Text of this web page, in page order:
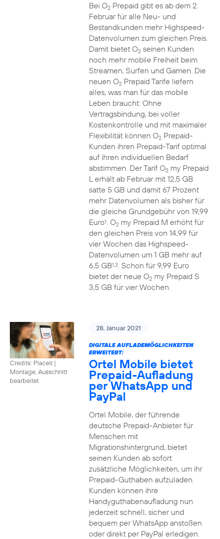
Bei O2Prepaid gibt es ab dem 2.
Februar für alle Neu- und
Bestandkunden mehr Highspeed-
Datenvolumen zum gleichen Preis.
Damit bietet O2seinen Kunden
noch mehr mobile Freiheit beim
Streamen, Surfen und Gamen. Die
neuen O2Prepaid Tarife liefern
alles, was man für das mobile
Leben braucht: Ohne
Vertragsbindung, bei voller
Kostenkontrolle und mit maximaler
Flexibilität können O2Prepaid-
Kunden ihren Prepaid-Tarif optimal
auf ihren individuellen Bedarf
abstimmen. Der Tarif O2my Prepaid
L erhält ab Februar mit 12,5 GB
satte 5 GB und damit 67 Prozent
mehr Datenvolumen als bisher für
die gleiche Grundgebühr von 19,99
Euro1. O2my Prepaid M erhöht für
den gleichen Preis von 14,99 für
vier Wochen das Highspeed-
Datenvolumen um 1 GB mehr auf
6,5 GB1,3. Schon für 9,99 Euro
bietet der neue O2my Prepaid S
3,5 GB für vier Wochen.
Credits: Placeit |
Montage, Ausschnitt
bearbeitet
28. Januar 2021
DIGITALE AUFLADEMÖGLICHKEITEN
ERWEITERT:
Ortel Mobile bietet
Prepaid-Aufladung
per WhatsApp und
PayPal
Ortel Mobile, der führende
deutsche Prepaid-Anbieter für
Menschen mit
Migrationshintergrund, bietet
seinen Kunden ab sofort
zusätzliche Möglichkeiten, um ihr
Prepaid-Guthaben aufzuladen.
Kunden können ihre
Handyguthabenaufladung nun
jederzeit schnell, sicher und
bequem per WhatsApp anstoßen
oder direkt per PayPal erledigen.